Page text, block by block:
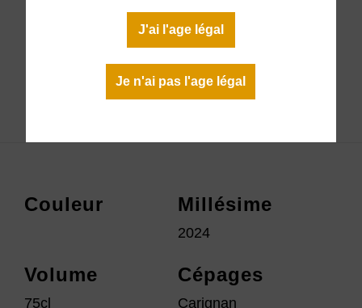
J'ai l'age légal
Je n'ai pas l'age légal
Rupture de stock
Télécharger la fiche technique
Couleur Millésime
2024
Volume
75cl
Cépages
Carignan